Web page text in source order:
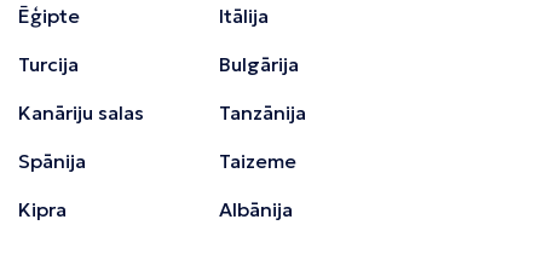
Ēģipte
Turcija
Kanāriju salas
Spānija
Kipra
Itālija
Bulgārija
Tanzānija
Taizeme
Albānija